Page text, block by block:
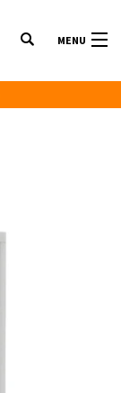
MENU